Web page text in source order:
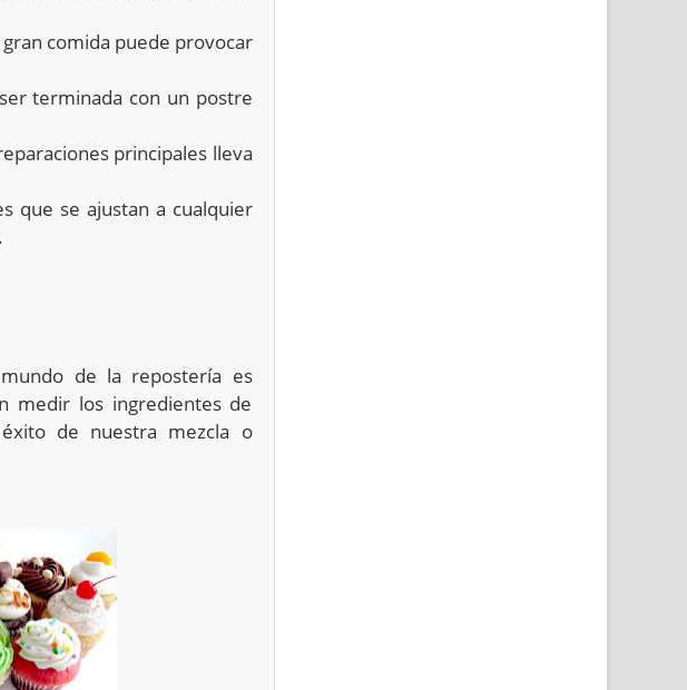
comida puede provocar
terminada con un postre
principales lleva
que se ajustan a cualquier
de la repostería es
medir los ingredientes de
de nuestra mezcla o